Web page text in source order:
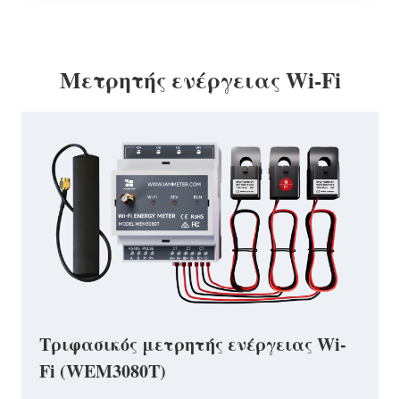
Μετρητής ενέργειας Wi-Fi
Τριφασικός μετρητής ενέργειας Wi-
Fi (WEM3080T)